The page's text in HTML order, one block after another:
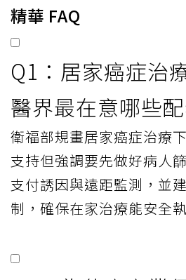
精華 FAQ
Q1：居家癌症治
醫界最在意哪些
衛福部規畫居家癌症治療
支持但強調要先做好病人
支付誘因與遠距監測，並
制，確保在家治療能安全